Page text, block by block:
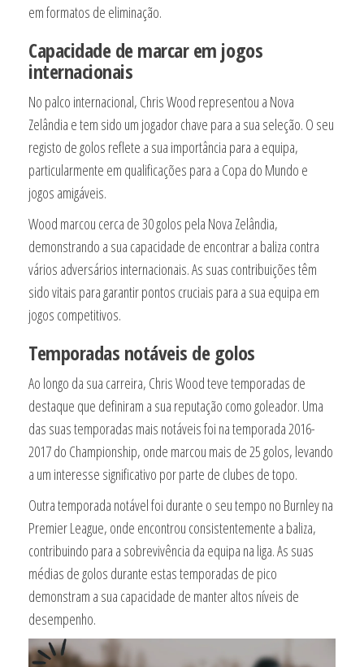
em formatos de eliminação.
Capacidade de marcar em jogos
internacionais
No palco internacional, Chris Wood representou a Nova
Zelândia e tem sido um jogador chave para a sua seleção. O seu
registo de golos reflete a sua importância para a equipa,
particularmente em qualificações para a Copa do Mundo e
jogos amigáveis.
Wood marcou cerca de 30 golos pela Nova Zelândia,
demonstrando a sua capacidade de encontrar a baliza contra
vários adversários internacionais. As suas contribuições têm
sido vitais para garantir pontos cruciais para a sua equipa em
jogos competitivos.
Temporadas notáveis de golos
Ao longo da sua carreira, Chris Wood teve temporadas de
destaque que definiram a sua reputação como goleador. Uma
das suas temporadas mais notáveis foi na temporada 2016-
2017 do Championship, onde marcou mais de 25 golos, levando
a um interesse significativo por parte de clubes de topo.
Outra temporada notável foi durante o seu tempo no Burnley na
Premier League, onde encontrou consistentemente a baliza,
contribuindo para a sobrevivência da equipa na liga. As suas
médias de golos durante estas temporadas de pico
demonstram a sua capacidade de manter altos níveis de
desempenho.